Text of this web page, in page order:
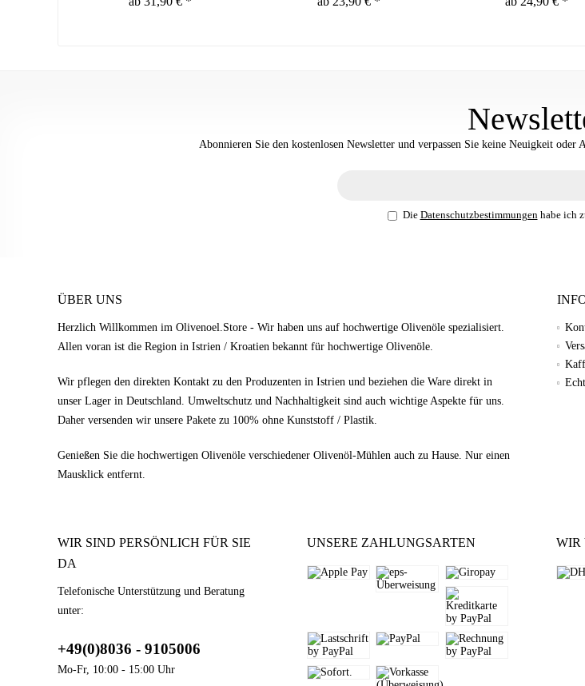
Abonnieren Sie den kostenlosen Newsletter und verpassen Sie keine Neuigkeit
Die Datenschutzbestimmungen habe ich
ÜBER UNS
Herzlich Willkommen im Olivenoel.Store - Wir haben uns auf hochwertige Olivenöle spezialisiert.
Allen voran ist die Region in Istrien / Kroatien bekannt für hochwertige Olivenöle.
Wir pflegen den direkten Kontakt zu den Produzenten in Istrien und beziehen die Ware direkt in
unser Lager in Deutschland. Umweltschutz und Nachhaltigkeit sind auch wichtige Aspekte für uns.
Daher versenden wir unsere Pakete zu 100% ohne Kunststoff / Plastik.
Genießen Sie die hochwertigen Olivenöle verschiedener Olivenöl-Mühlen auch zu Hause. Nur einen
Mausklick entfernt.
WIR SIND PERSÖNLICH FÜR SIE
DA
Telefonische Unterstützung und Beratung
unter:
+49(0)8036 - 9105006
Mo-Fr, 10:00 - 15:00 Uhr
UNSERE ZAHLUNGSARTEN WIR